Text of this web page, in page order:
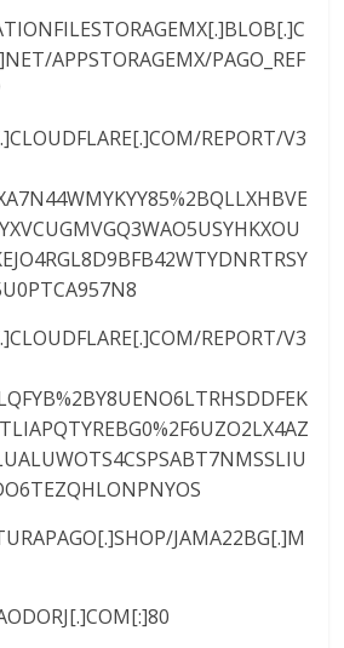
APPSTORAGEMX/PAGO_REF
REPORT/V3
REPORT/V3
JAMA22BG[.]M